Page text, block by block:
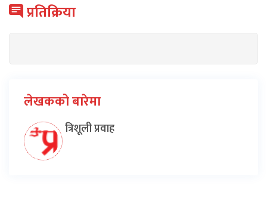
प्रतिक्रिया
लेखकको बारेमा
त्रिशूली प्रवाह